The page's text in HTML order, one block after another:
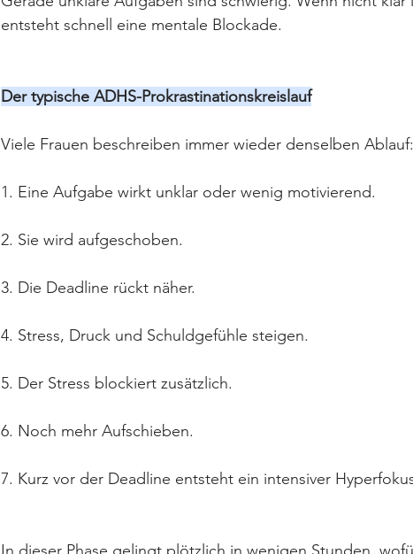
entsteht schnell eine mentale Blockade.
Der typische ADHS-Prokrastinationskreislauf
Viele Frauen beschreiben immer wieder denselben Ablauf:
1. Eine Aufgabe wirkt unklar oder wenig motivierend.
2. Sie wird aufgeschoben.
3. Die Deadline rückt näher.
4. Stress, Druck und Schuldgefühle steigen.
5. Der Stress blockiert zusätzlich.
6. Noch mehr Aufschieben.
7. Kurz vor der Deadline entsteht ein intensiver